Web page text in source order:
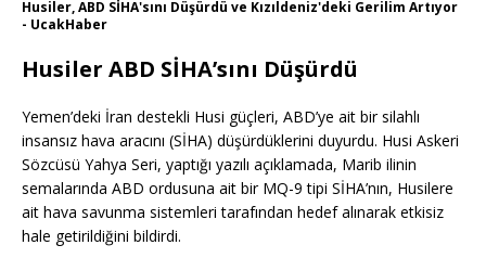
Husiler, ABD SİHA'sını Düşürdü ve Kızıldeniz'deki Gerilim Artıyor
- UcakHaber
Husiler ABD SİHA’sını Düşürdü
Yemen’deki İran destekli Husi güçleri, ABD’ye ait bir silahlı
insansız hava aracını (SİHA) düşürdüklerini duyurdu. Husi Askeri
Sözcüsü Yahya Seri, yaptığı yazılı açıklamada, Marib ilinin
semalarında ABD ordusuna ait bir MQ-9 tipi SİHA’nın, Husilere
ait hava savunma sistemleri tarafından hedef alınarak etkisiz
hale getirildiğini bildirdi.